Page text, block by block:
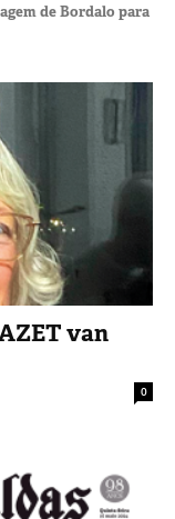
de Bordalo para
van
0